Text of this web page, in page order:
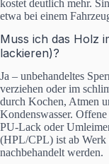
kostet deutlich mehr.
etwa bei einem
Muss ich das Holz
lackieren)?
Ja – unbehandeltes
verziehen oder im
durch Kochen, Atmen
Kondenswasser.
PU-Lack oder
(HPL/CPL) ist ab Werk
nachbehandelt werden.